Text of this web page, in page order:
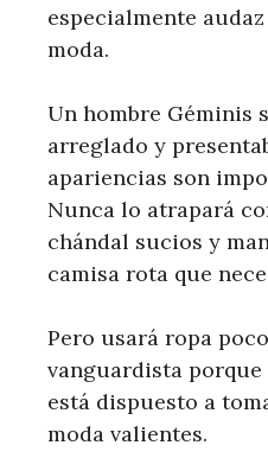
especialmente
moda.
Un hombre Géminis
arreglado y
apariencias son
Nunca lo atrapará
chándal sucios y
camisa rota que
Pero usará ropa
vanguardista
está dispuesto a
moda valientes.